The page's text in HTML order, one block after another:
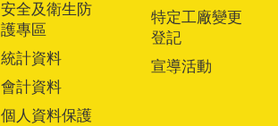
安全及衛生防
護專區
統計資料
會計資料
個人資料保護
特定工廠變更
登記
宣導活動